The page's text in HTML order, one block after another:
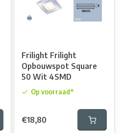
Frilight Frilight
Opbouwspot Square
50 Wit 4SMD
Op voorraad*
€18,80